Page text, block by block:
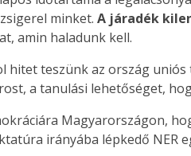
minket. A járadék
amin haladunk kell.
hitet teszünk az ország
a tanulási lehetőséget,
Magyarországon,
irányába lépkedő NER